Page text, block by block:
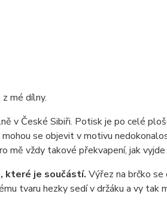
mé dílny.
v České Sibiři. Potisk je po celé
se objevit v motivu
mě vždy takové překvapení, jak vyjde
které je součástí. Výřez na brčko se
tvaru hezky sedí v držáku a vy tak